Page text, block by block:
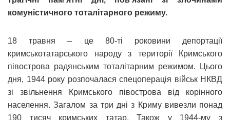
комуністичного тоталітарного режиму.
18 травня – це 80-ті роковини депортації
кримськотатарського народу з території Кримського
півострова радянським тоталітарним режимом. Цього
дня, 1944 року розпочалася спецоперація військ НКВД
зі звільнення Кримського півострова від корінного
населення. Загалом за три дні з Криму вивезли понад
190 тисяч кримських татар. Також у 1944-му з